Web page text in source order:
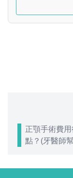
正顎手術費
點？(牙醫師